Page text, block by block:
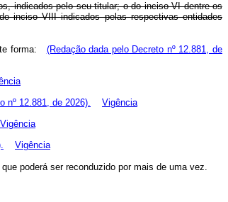
indicados pelo seu titular; o do inciso VI dentre os
inciso VIII indicados pelas respectivas entidades
forma: (Redação dada pelo Decreto nº 12.881, de
nº 12.881, de 2026).
Vigência
Vigência
Vigência
poderá ser reconduzido por mais de uma vez.